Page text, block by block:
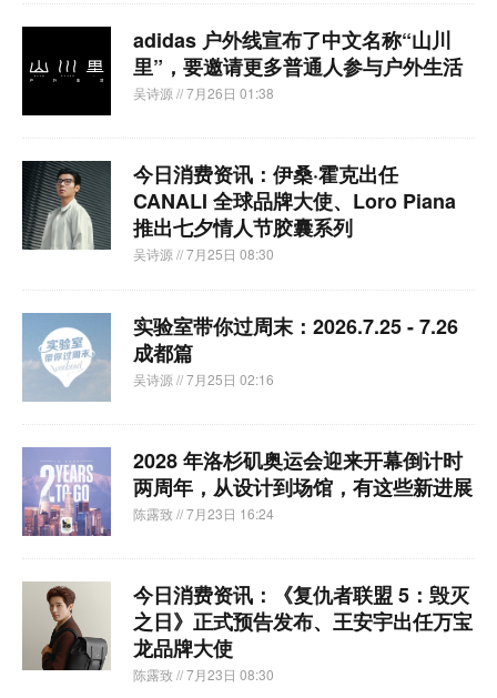
adidas 户外线宣布了中文名称“山川
里”，要邀请更多普通人参与户外生活
吴诗源 // 7月26日 01:38
今日消费资讯：伊桑·霍克出任
CANALI 全球品牌大使、Loro Piana
推出七夕情人节胶囊系列
吴诗源 // 7月25日 08:30
实验室带你过周末：2026.7.25 - 7.26
成都篇
吴诗源 // 7月25日 02:16
2028 年洛杉矶奥运会迎来开幕倒计时
两周年，从设计到场馆，有这些新进展
陈露致// 7月23日 16:24
今日消费资讯：《复仇者联盟 5：毁灭
之日》正式预告发布、王安宇出任万宝
龙品牌大使
陈露致// 7月23日 08:30